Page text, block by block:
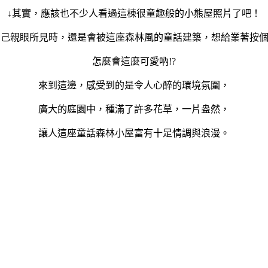
↓其實，應該也不少人看過這棟很童趣般的小熊屋照片了吧！
親眼所見時，還是會被這座森林風的童話建築，想給業著按個
怎麼會這麼可愛吶!?
來到這邊，感受到的是令人心醉的環境氛圍，
廣大的庭園中，種滿了許多花草，一片盎然，
讓人這座童話森林小屋富有十足情調與浪漫。